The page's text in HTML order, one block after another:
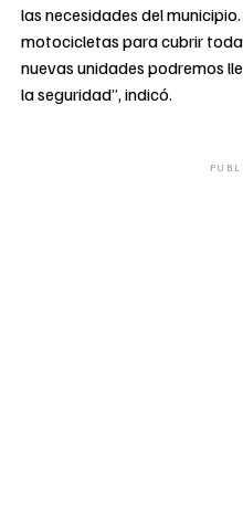
las necesidades del
motocicletas para cubrir
nuevas unidades podremos
la seguridad”, indicó.